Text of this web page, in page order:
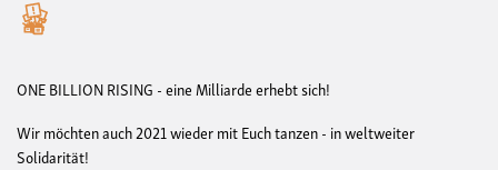
ONE BILLION RISING - eine Milliarde erhebt sich!
Wir möchten auch 2021 wieder mit Euch tanzen - in weltweiter
Solidarität!